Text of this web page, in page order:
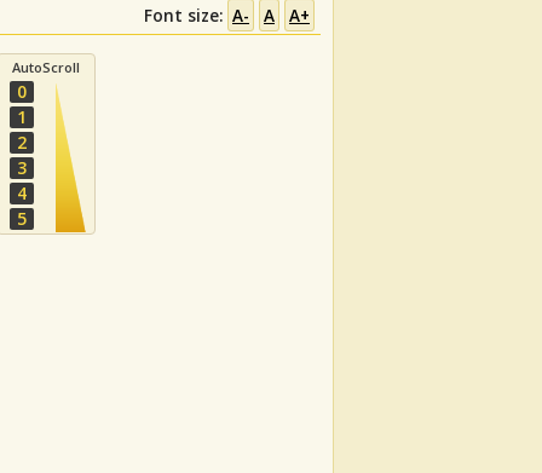
Font size: A- A A+
AutoScroll
0
1
2
3
4
5